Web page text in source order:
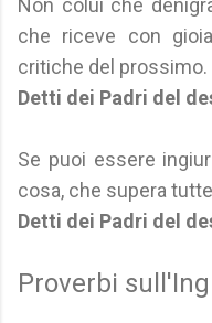
Non colui che
che riceve con
critiche del prossimo.
Detti dei Padri del
Se puoi essere
cosa, che supera
Detti dei Padri del
Proverbi